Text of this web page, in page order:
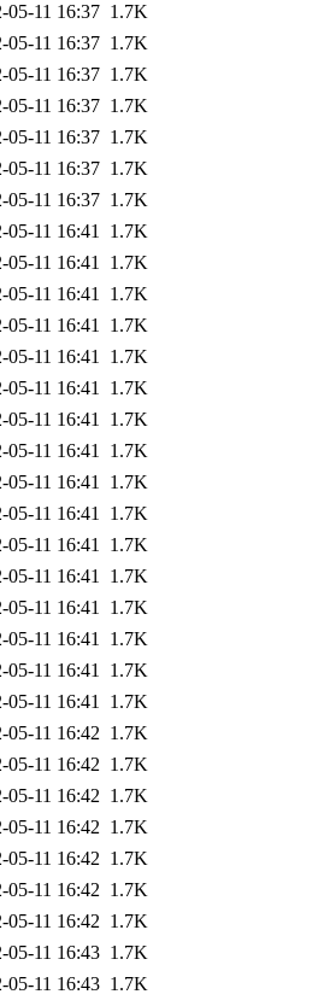
05-11 16:37 1.7K
05-11 16:37 1.7K
05-11 16:37 1.7K
05-11 16:37 1.7K
05-11 16:37 1.7K
05-11 16:37 1.7K
05-11 16:37 1.7K
05-11 16:41 1.7K
05-11 16:41 1.7K
05-11 16:41 1.7K
05-11 16:41 1.7K
05-11 16:41 1.7K
05-11 16:41 1.7K
05-11 16:41 1.7K
05-11 16:41 1.7K
05-11 16:41 1.7K
05-11 16:41 1.7K
05-11 16:41 1.7K
05-11 16:41 1.7K
05-11 16:41 1.7K
05-11 16:41 1.7K
05-11 16:41 1.7K
05-11 16:41 1.7K
05-11 16:42 1.7K
05-11 16:42 1.7K
05-11 16:42 1.7K
05-11 16:42 1.7K
05-11 16:42 1.7K
05-11 16:42 1.7K
05-11 16:42 1.7K
05-11 16:43 1.7K
05-11 16:43 1.7K